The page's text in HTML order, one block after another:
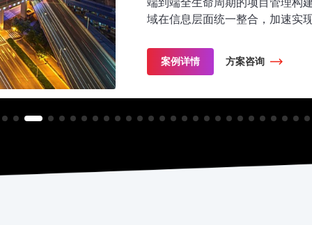
域在信息层面统一整合，加速实
案例详情 方案咨询